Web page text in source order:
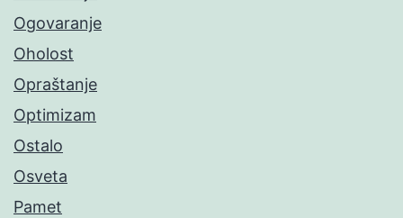
Ogovaranje
Oholost
Opraštanje
Optimizam
Ostalo
Osveta
Pamet